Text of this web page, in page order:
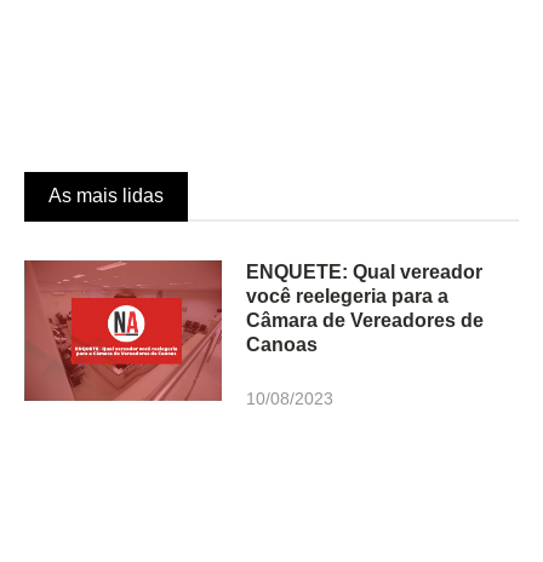
As mais lidas
ENQUETE: Qual vereador
você reelegeria para a
Câmara de Vereadores de
Canoas
10/08/2023